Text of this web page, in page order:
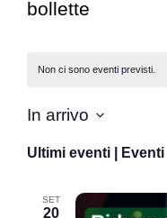
bollette
Non ci sono eventi previsti.
In arrivo
la
data.
Ultimi eventi | Eventi
SET
20